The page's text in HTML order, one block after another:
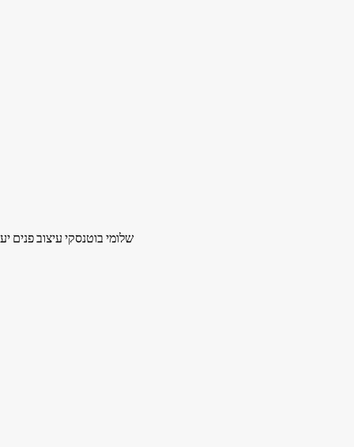
שלומי בוטנסקי עיצוב